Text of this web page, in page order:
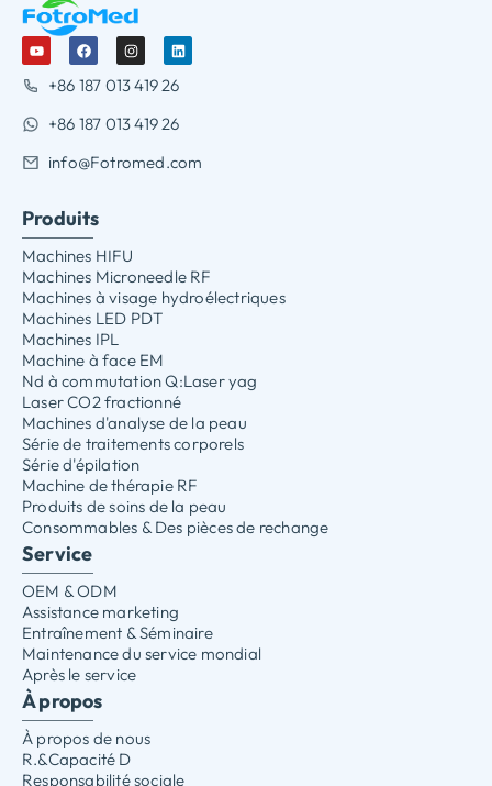
+86 187 013 419 26
+86 187 013 419 26
info@Fotromed.com
Produits
Machines HIFU
Machines Microneedle RF
Machines à visage hydroélectriques
Machines LED PDT
Machines IPL
Machine à face EM
Nd à commutation Q:Laser yag
Laser CO2 fractionné
Machines d'analyse de la peau
Série de traitements corporels
Série d'épilation
Machine de thérapie RF
Produits de soins de la peau
Consommables & Des pièces de rechange
Service
OEM & ODM
Assistance marketing
Entraînement & Séminaire
Maintenance du service mondial
Après le service
À propos
À propos de nous
R.&Capacité D
Responsabilité sociale